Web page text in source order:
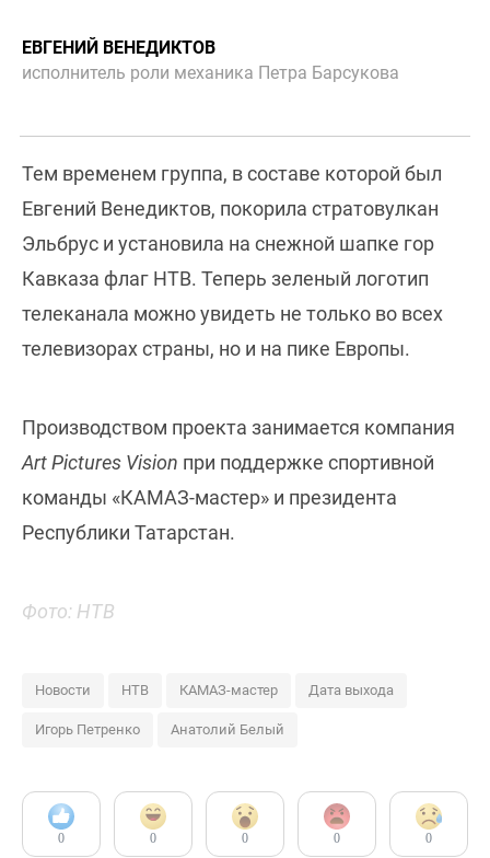
ЕВГЕНИЙ ВЕНЕДИКТОВ
исполнитель роли механика Петра Барсукова
Тем временем группа, в составе которой был
Евгений Венедиктов, покорила стратовулкан
Эльбрус и установила на снежной шапке гор
Кавказа флаг НТВ. Теперь зеленый логотип
телеканала можно увидеть не только во всех
телевизорах страны, но и на пике Европы.
Производством проекта занимается компания
Art Pictures Vision при поддержке спортивной
команды «КАМАЗ-мастер» и президента
Республики Татарстан.
Фото: НТВ
Новости НТВ КАМАЗ-мастер Дата выхода
Игорь Петренко Анатолий Белый
0 0 0 0 0